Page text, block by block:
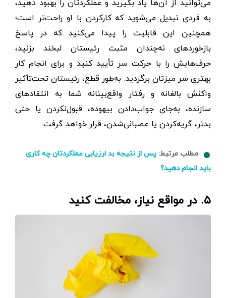
به فردی تبدیل می‌شوید که کار‌کردن با او راحت‌تر است؛
همچنین این قابلیت را پیدا می‌کنید که در پاسخ
بازخوردهای نه‌چندان مثبت رئیستان لبخند بزنید،
حرف‌هایش را با حرکت سر تأیید کنید و برای انجام کار
بهتری سر میزتان برگردید. به‌طور قطع، رئیستان تحت‌تأثیر
واکنش بالغانه و رفتار واقع‌بینانه شما به انتقاد‌های
سازنده، به‌جای جواب‌دادن بیهوده، قبول‌نکردن یا حتی
بدتر، گریه‌کردن یا عصبانی‌شدن، قرار خواهد گرفت.
مطلب مرتبط: پس از نتیجه بد ارزیابی عملکردتان چه کاری
باید انجام دهید؟
۵. در مواقع نیاز، مخالفت کنید